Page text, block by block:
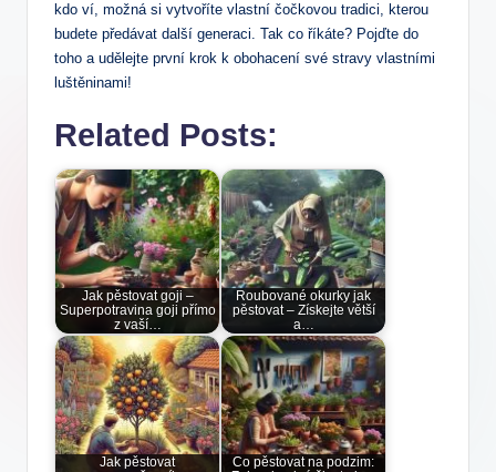
kdo ví, možná si vytvoříte vlastní čočkovou tradici, kterou
budete předávat další generaci. Tak co říkáte? Pojďte do
toho a udělejte první krok k obohacení své stravy vlastními
luštěninami!
Related Posts:
Jak pěstovat goji –
Superpotravina goji přímo
z vaší…
Roubované okurky jak
pěstovat – Získejte větší
a…
Jak pěstovat
Co pěstovat na podzim: